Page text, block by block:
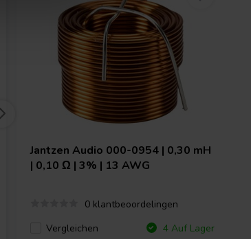
Jantzen Audio 000-0954 | 0,30 mH
| 0,10 Ω | 3% | 13 AWG
0 klantbeoordelingen
Vergleichen
4 Auf Lager